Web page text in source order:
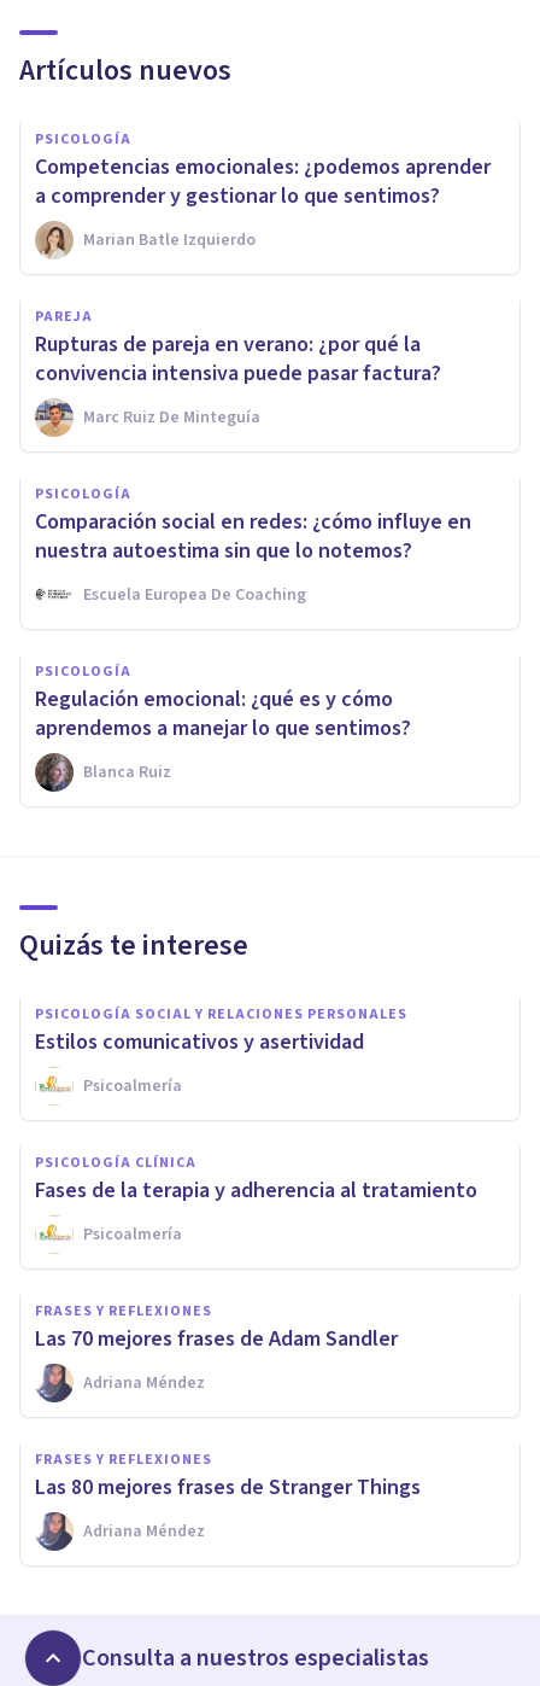
Artículos nuevos
PSICOLOGÍA
Competencias emocionales: ¿podemos aprender
a comprender y gestionar lo que sentimos?
Marian Batle Izquierdo
PAREJA
Rupturas de pareja en verano: ¿por qué la
convivencia intensiva puede pasar factura?
Marc Ruiz De Minteguía
PSICOLOGÍA
Comparación social en redes: ¿cómo influye en
nuestra autoestima sin que lo notemos?
Escuela Europea De Coaching
PSICOLOGÍA
Regulación emocional: ¿qué es y cómo
aprendemos a manejar lo que sentimos?
Blanca Ruiz
Quizás te interese
PSICOLOGÍA SOCIAL Y RELACIONES PERSONALES
Estilos comunicativos y asertividad
Psicoalmería
PSICOLOGÍA CLÍNICA
Fases de la terapia y adherencia al tratamiento
Psicoalmería
FRASES Y REFLEXIONES
Las 70 mejores frases de Adam Sandler
Adriana Méndez
FRASES Y REFLEXIONES
Las 80 mejores frases de Stranger Things
Adriana Méndez
Consulta a nuestros especialistas